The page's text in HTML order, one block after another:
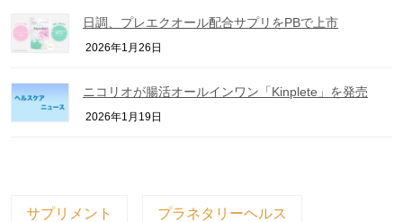
日調、プレエクオール配合サプリをPBで上市
2026年1月26日
ニコリオが腸活オールインワン「Kinplete」を発売
2026年1月19日
サプリメント プラネタリーヘルス